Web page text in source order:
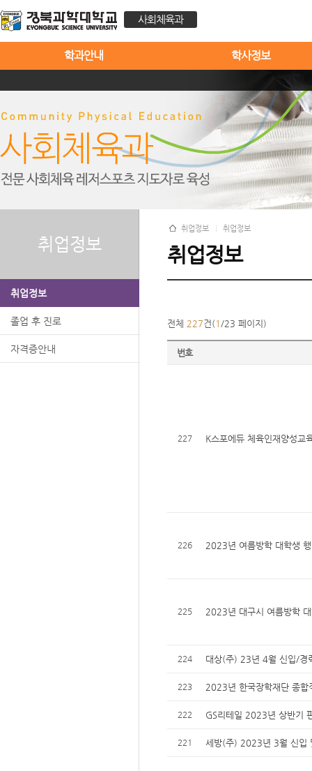
사회체육과
학과안내 학사정보
취업정보
취업정보
졸업 후 진로
자격증안내
취업정보 취업정보
취업정보
전체 227건(1 /23 페이지)
번호
227 K스포에듀 체육인재양성교
226 2023년 여름방학 대학생
225 2023년 대구시 여름방학
224 대상(주) 23년 4월 신입/경
223 2023년 한국장학재단 종합
222 GS리테일 2023년 상반기
221 세방(주) 2023년 3월 신입